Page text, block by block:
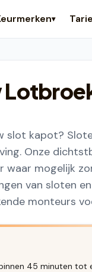
▾
slot kapot?
Onze
mogelijk
van sloten
monteurs
45 minuten tot